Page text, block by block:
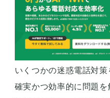
いくつかの迷惑電話対
確実かつ効率的に問題